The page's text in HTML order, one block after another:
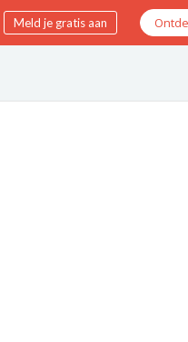
Meld je gratis aan